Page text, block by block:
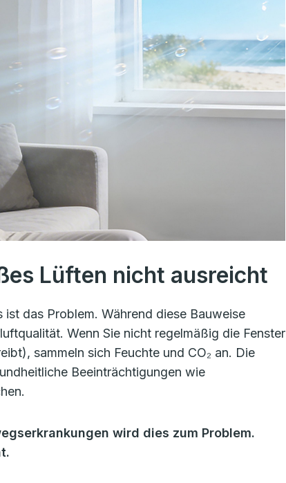
Lüften nicht ausreicht
das Problem. Während diese Bauweise
Wenn Sie nicht regelmäßig die Fenster
sammeln sich Feuchte und CO₂ an. Die
Beeinträchtigungen wie
wird dies zum Problem.